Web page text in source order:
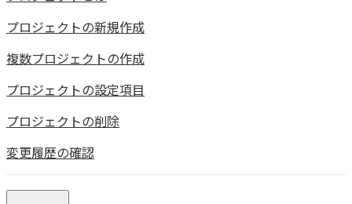
プロジェクトの新規作成
複数プロジェクトの作成
プロジェクトの設定項目
プロジェクトの削除
変更履歴の確認